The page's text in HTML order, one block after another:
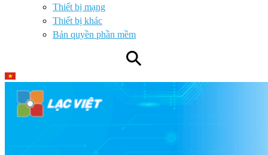
Thiết bị mạng
Thiết bị khác
Bản quyền phần mềm
⚲